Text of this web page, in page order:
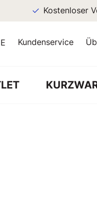
Kostenloser
Kundenservice